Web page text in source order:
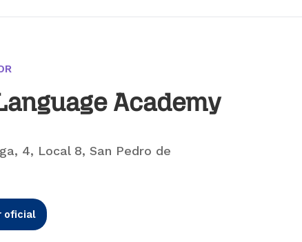
Academy
4, Local 8, San Pedro de
oficial